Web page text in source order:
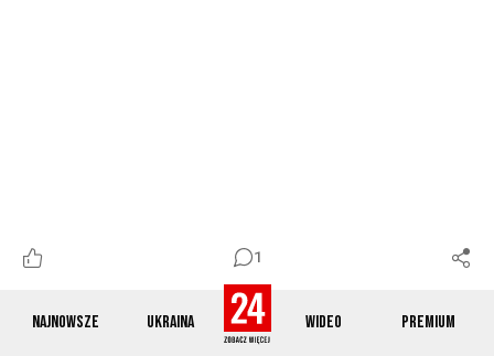
Najnowsze Ukraina Wideo Premium
1